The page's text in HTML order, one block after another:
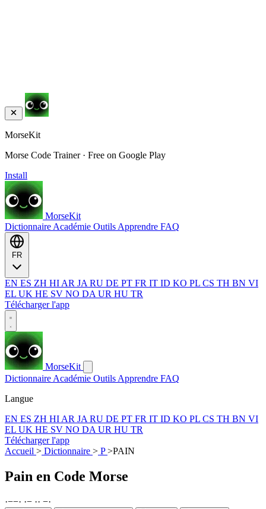
MorseKit
Morse Code Trainer · Free on Google Play
Install
MorseKit
Dictionnaire Académie Outils Apprendre FAQ
EN ES ZH HI AR JA RU DE PT FR IT ID KO PL CS TH BN VI
EL UK HE SV NO DA UR HU TR
Télécharger l'app
MorseKit
Dictionnaire Académie Outils Apprendre FAQ
Langue
EN ES ZH HI AR JA RU DE PT FR IT ID KO PL CS TH BN VI
EL UK HE SV NO DA UR HU TR
Télécharger l'app
Accueil > Dictionnaire > P>PAIN
Pain en Code Morse
·−−· ·− ·· −·